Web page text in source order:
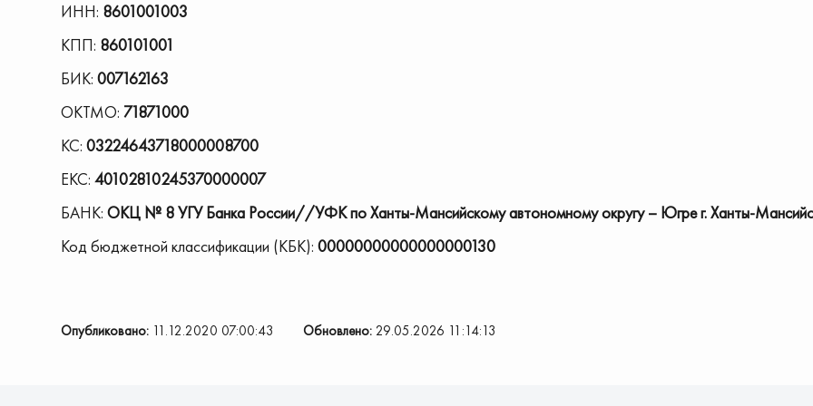
ИНН: 8601001003
КПП: 860101001
БИК: 007162163
ОКТМО: 71871000
КС: 03224643718000008700
ЕКС: 40102810245370000007
БАНК: ОКЦ № 8 УГУ Банка России//УФК по Ханты-Мансийскому автономному округу – Югре г. Ханты-
Код бюджетной классификации (КБК): 00000000000000000130
Опубликовано: 11.12.2020 07:00:43 Обновлено: 29.05.2026 11:14:13